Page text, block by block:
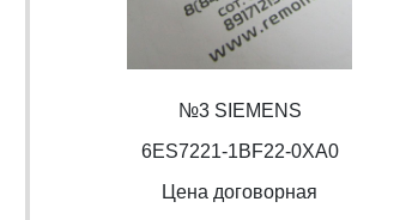
№3 SIEMENS
6ES7221-1BF22-0XA0
Цена договорная